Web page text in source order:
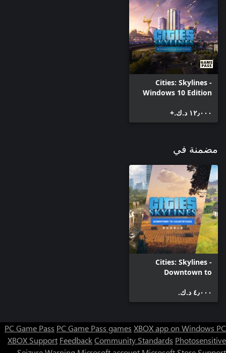
Cities: Skylines -
Windows 10 Edition
١٢٫٠٠٠ د.ك.‏+
مضمنة في
Cities: Skylines -
Downtown to
٤٫٠٠٠ د.ك.‏
PC Game Pass PC Game Pass games XBOX app on Windows PC
XBOX Support FeedbackCommunity Standards Photosensitive